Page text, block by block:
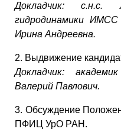
Докладчик: с.н.с.
гидродинамики
Ирина Андреевна.
2. Выдвижение
Докладчик:
Валерий Павлович.
3. Обсуждение
ПФИЦ УрО РАН.